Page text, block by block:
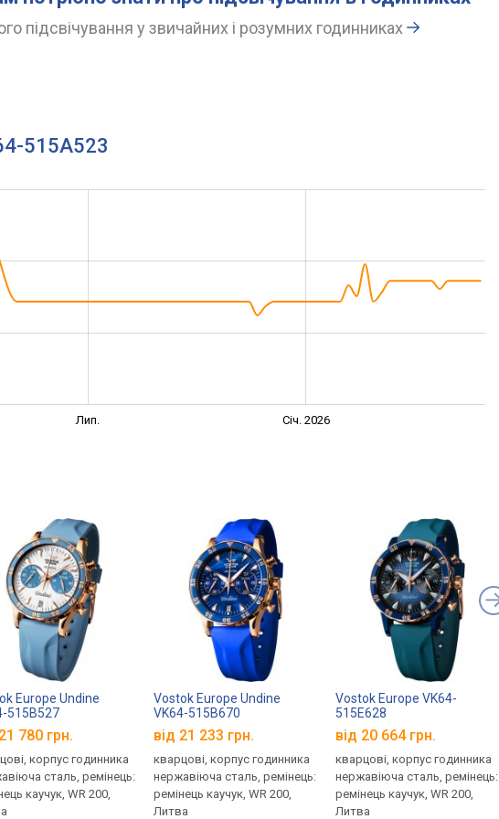
підсвічування у звичайних і розумних годинниках
515A523
Лип. Січ. 2026
Europe Undine
515B527
780 грн.
корпус годинника
сталь, ремінець:
каучук, WR 200,
Vostok Europe Undine
VK64-515B670
від 21 233 грн.
кварцові, корпус годинника
нержавіюча сталь, ремінець:
ремінець каучук, WR 200,
Литва
Vostok Europe VK64-
515E628
від 20 664 грн.
кварцові, корпус годинника
нержавіюча сталь, ремінець:
ремінець каучук, WR 200,
Литва